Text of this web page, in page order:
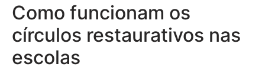
Como funcionam os
círculos restaurativos nas
escolas